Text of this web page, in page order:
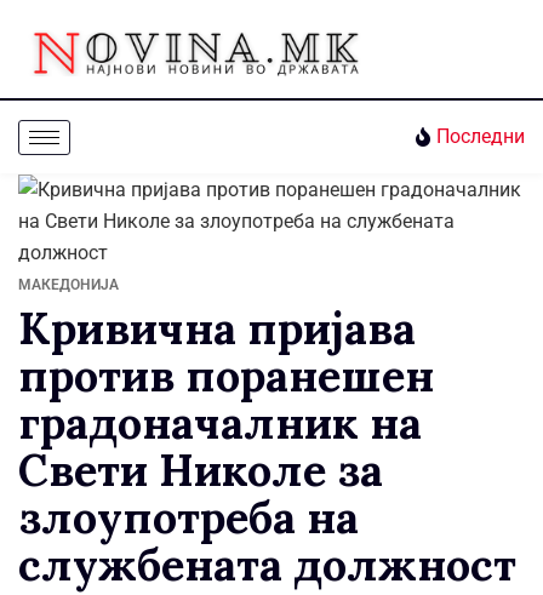
Последни
МАКЕДОНИЈА
Кривична пријава
против поранешен
градоначалник на
Свети Николе за
злоупотреба на
службената должност